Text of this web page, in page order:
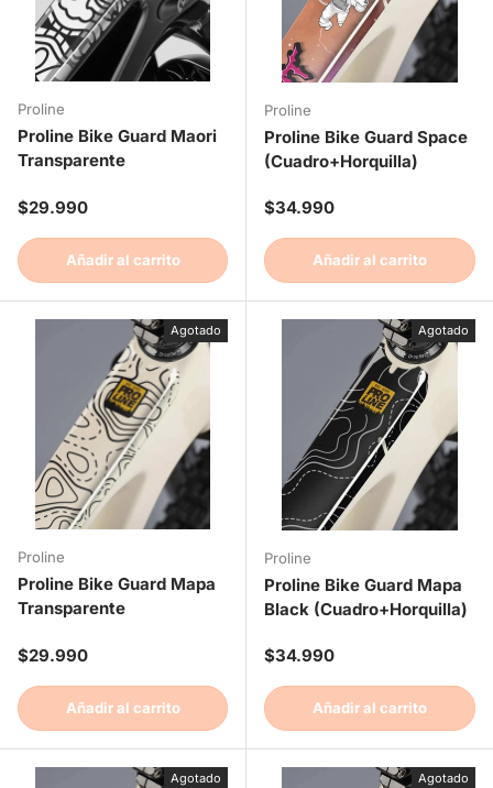
Proline
Proline Bike Guard Maori
Transparente
Precio normal
$29.990
Añadir al carrito
Proline
Proline Bike Guard Space
(Cuadro+Horquilla)
Precio normal
$34.990
Añadir al carrito
Agotado
Proline
Proline Bike Guard Mapa
Transparente
Precio normal
$29.990
Añadir al carrito
Agotado
Proline
Proline Bike Guard Mapa
Black (Cuadro+Horquilla)
Precio normal
$34.990
Añadir al carrito
Agotado Agotado